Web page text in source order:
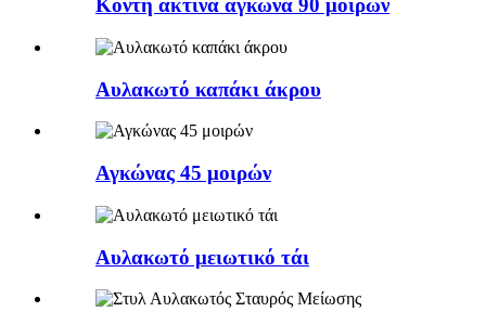
Κοντή ακτίνα αγκώνα 90 μοιρών
Αυλακωτό καπάκι άκρου
Αγκώνας 45 μοιρών
Αυλακωτό μειωτικό τάι